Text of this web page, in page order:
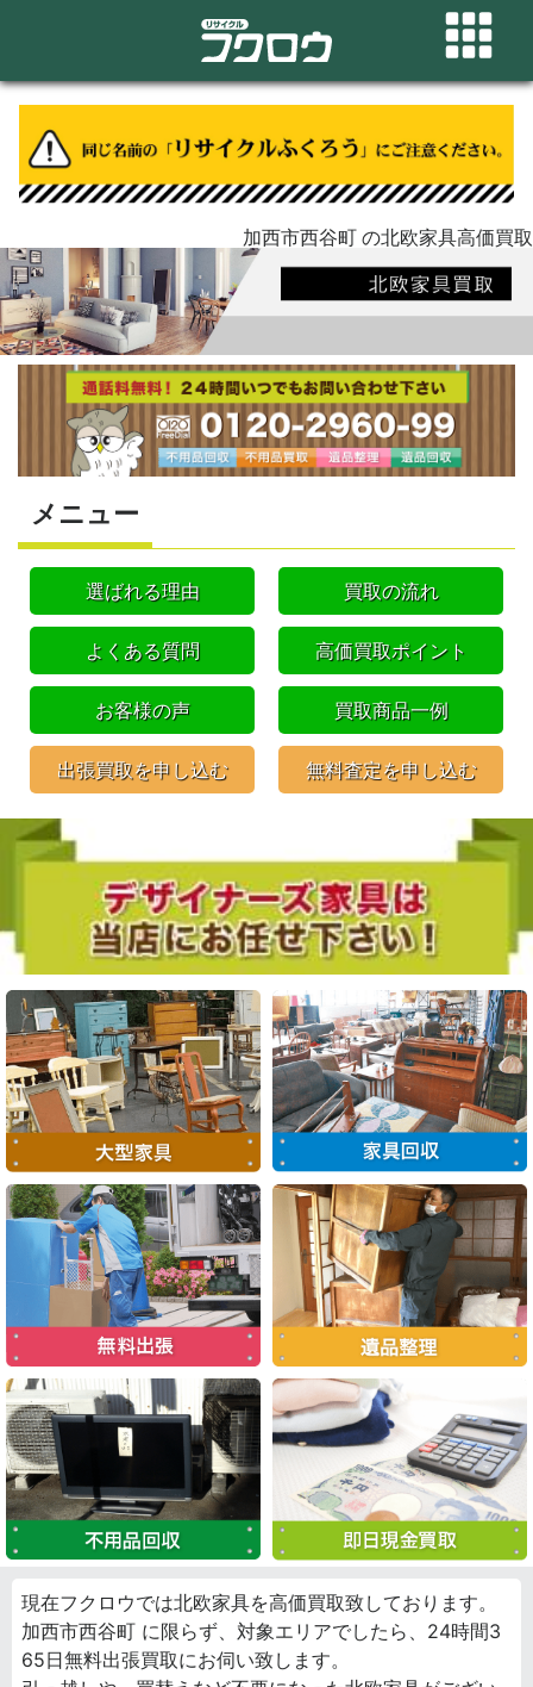
加西市西谷町 の北欧家具高価買取
メニュー
選ばれる理由 買取の流れ
よくある質問 高価買取ポイント
お客様の声 買取商品一例
出張買取を申し込む 無料査定を申し込む
現在フクロウでは北欧家具を高価買取致しております。
加西市西谷町 に限らず、対象エリアでしたら、24時間3
65日無料出張買取にお伺い致します。